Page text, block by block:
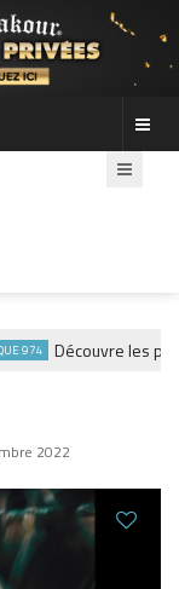
Découvre les photos
2022